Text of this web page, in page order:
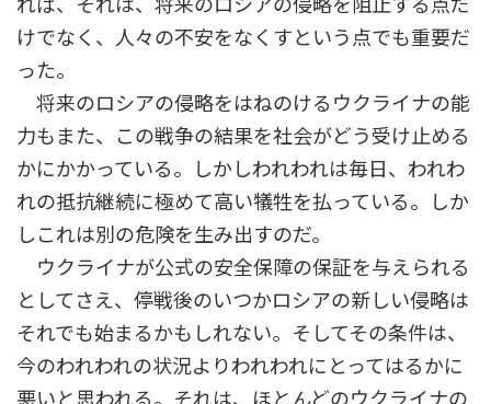
けでなく、人々の不安をなくすという点でも重要だ
った。
将来のロシアの侵略をはねのけるウクライナの能
力もまた、この戦争の結果を社会がどう受け止める
かにかかっている。しかしわれわれは毎日、われわ
れの抵抗継続に極めて高い犠牲を払っている。しか
しこれは別の危険を生み出すのだ。
ウクライナが公式の安全保障の保証を与えられる
としてさえ、停戦後のいつかロシアの新しい侵略は
それでも始まるかもしれない。そしてその条件は、
今のわれわれの状況よりわれわれにとってはるかに
悪いと思われる。それは、ほとんどのウクライナの